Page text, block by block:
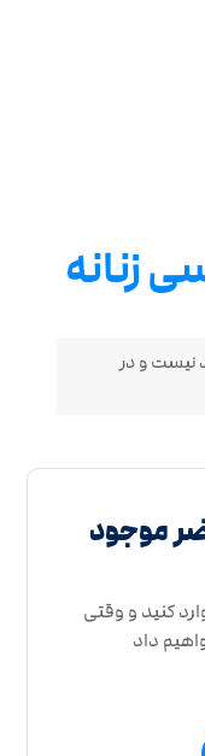
زنانه
نیست و در
موجود
کنید و وقتی
داد